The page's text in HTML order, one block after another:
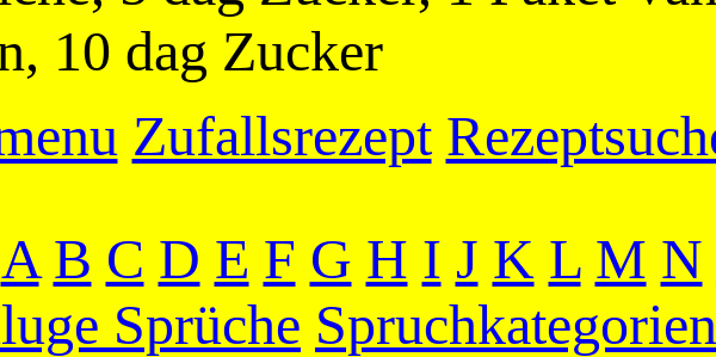
10 dag Zucker
Zufallsrezept
A B C D E F G H I J K L M N
Sprüche Spruchkategorien